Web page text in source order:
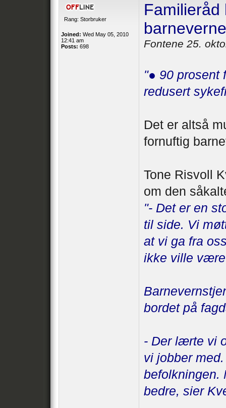
Rang: Storbruker
Joined: Wed May 05, 2010
12:41 am
Posts: 698
Familieråd
Fontene 25.
"● 90 prosent
redusert
Det er altså
fornuftig
Tone Risvoll
om den
"- Det er en
til side. Vi
at vi ga fra
ikke ville
bordet på
- Der lærte vi
vi jobber
befolkningen.
bedre, sier